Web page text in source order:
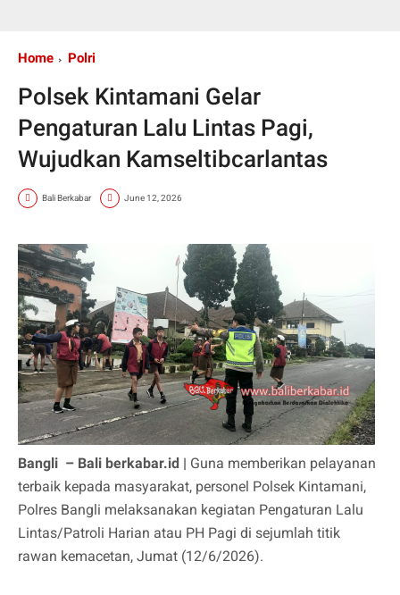
Home Polri
Polsek Kintamani Gelar
Pengaturan Lalu Lintas Pagi,
Wujudkan Kamseltibcarlantas
Bali Berkabar June 12, 2026
Bangli – Bali berkabar.id | Guna memberikan pelayanan
terbaik kepada masyarakat, personel Polsek Kintamani,
Polres Bangli melaksanakan kegiatan Pengaturan Lalu
Lintas/Patroli Harian atau PH Pagi di sejumlah titik
rawan kemacetan, Jumat (12/6/2026).